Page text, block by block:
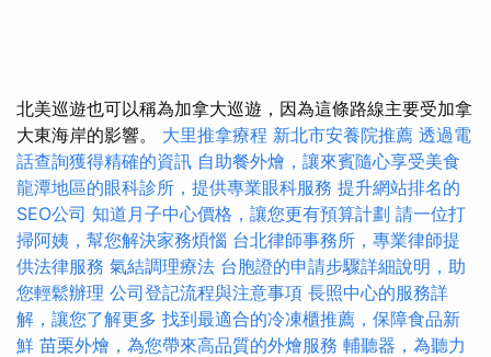
北美巡遊也可以稱為加拿大巡遊，因為這條路線主要受加拿
大東海岸的影響。 大里推拿療程 新北市安養院推薦 透過電
話查詢獲得精確的資訊 自助餐外燴，讓來賓隨心享受美食
龍潭地區的眼科診所，提供專業眼科服務 提升網站排名的
SEO公司 知道月子中心價格，讓您更有預算計劃 請一位打
掃阿姨，幫您解決家務煩惱 台北律師事務所，專業律師提
供法律服務 氣結調理療法 台胞證的申請步驟詳細說明，助
您輕鬆辦理 公司登記流程與注意事項 長照中心的服務詳
解，讓您了解更多 找到最適合的冷凍櫃推薦，保障食品新
鮮 苗栗外燴，為您帶來高品質的外燴服務 輔聽器，為聽力